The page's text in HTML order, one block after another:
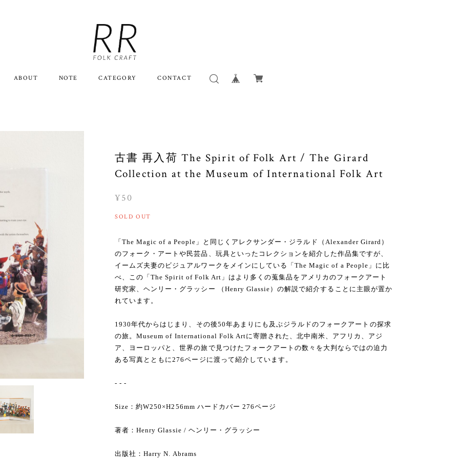
ABOUT NOTE CATEGORY CONTACT
古書 再入荷 The Spirit of Folk Art / The Girard
Collection at the Museum of International Folk Art
¥50
SOLD OUT
「The Magic of a People」と同じくアレクサンダー・ジラルド（Alexander Girard）
のフォーク・アートや民芸品、玩具といったコレクションを紹介した作品集ですが、
イームズ夫妻のビジュアルワークをメインにしている「The Magic of a People」に比
べ、この「The Spirit of Folk Art」はより多くの蒐集品をアメリカのフォークアート
研究家、ヘンリー・グラッシー （Henry Glassie）の解説で紹介することに主眼が置か
れています。
1930年代からはじまり、その後50年あまりにも及ぶジラルドのフォークアートの探求
の旅。Museum of International Folk Artに寄贈された、北中南米、アフリカ、アジ
ア、ヨーロッパと、世界の旅で見つけたフォークアートの数々を大判ならではの迫力
ある写真とともに276ページに渡って紹介しています。
- - -
Size：約W250×H256mm ハードカバー 276ページ
著者：Henry Glassie / ヘンリー・グラッシー
出版社：Harry N. Abrams